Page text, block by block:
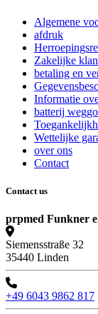
Algemene
afdruk
Zakelijke
betaling en
Informatie
batterij
Wettelijke
over ons
Contact
Contact us
prpmed Funkner
Siemensstraße 32
35440 Linden
+49 6043 9862 817